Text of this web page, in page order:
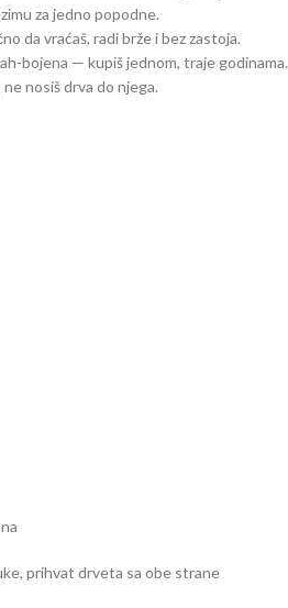
za jedno popodne.
da vraćaš, radi brže i bez zastoja.
bojena — kupiš jednom, traje godinama.
nosiš drva do njega.
prihvat drveta sa obe strane